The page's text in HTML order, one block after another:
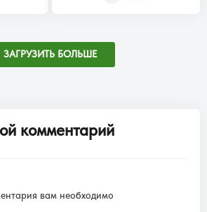
ЗАГРУЗИТЬ БОЛЬШЕ
комментарий
вам необходимо